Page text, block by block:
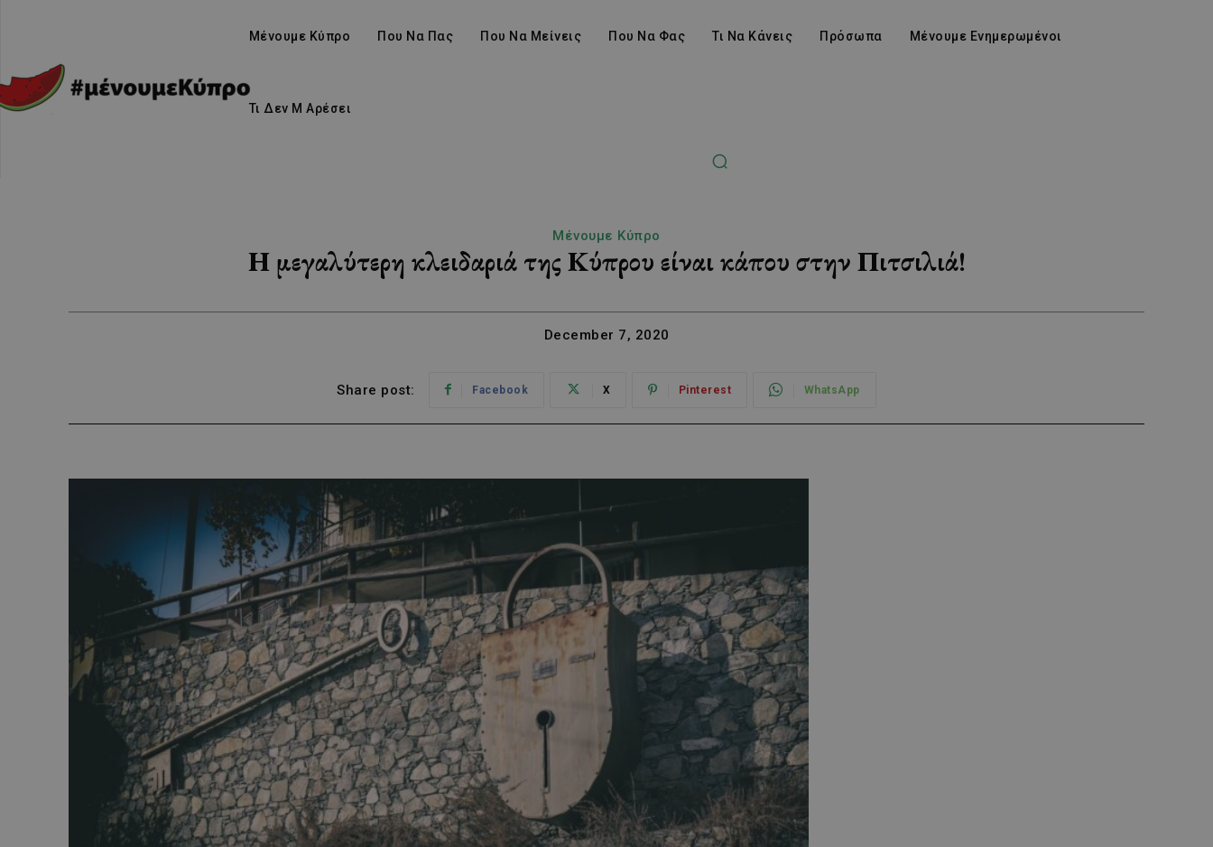
Μένουμε Κύπρο Που Να Πας Που Να Μείνεις Που Να Φας Τι Να Κάνεις Πρόσωπα Μένουμε Ενημερωμένοι
Τι Δεν Μ Αρέσει
Μένουμε Κύπρο
Η μεγαλύτερη κλειδαριά της Κύπρου είναι κάπου στην Πιτσιλιά!
December 7, 2020
Share post: Facebook X Pinterest WhatsApp